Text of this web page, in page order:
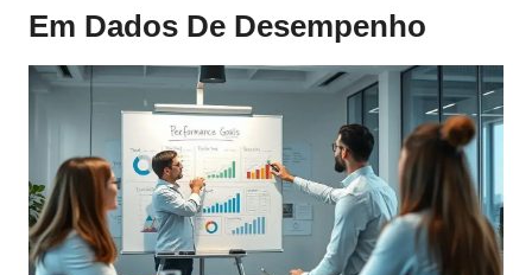
Em Dados De Desempenho